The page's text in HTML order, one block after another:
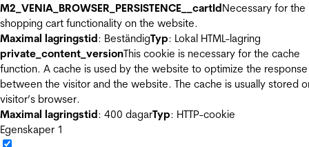
M2_VENIA_BROWSER_PERSISTENCE__cartIdNecessary for the
shopping cart functionality on the website.
Maximal lagringstid: BeständigTyp: Lokal HTML-lagring
private_content_versionThis cookie is necessary for the cache
function. A cache is used by the website to optimize the
between the visitor and the website. The cache is usually stored
visitor’s browser.
Maximal lagringstid: 400 dagarTyp: HTTP-cookie
Egenskaper 1